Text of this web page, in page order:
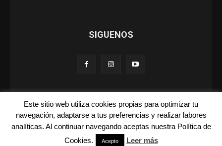
SIGUENOS
El Faro de Hellín 2025
Galerías Cartas La Foto de la Semana
Quienes Somos
Publicidad
Este sitio web utiliza cookies propias para optimizar tu
navegación, adaptarse a tus preferencias y realizar labores
analíticas. Al continuar navegando aceptas nuestra Política de
Cookies.
Acepto Leer más